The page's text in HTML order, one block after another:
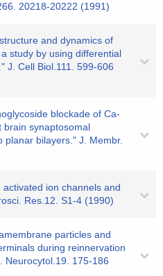
20218-20222 (1991)
and dynamics of
study by using differential
J. Cell Biol.111. 599-606
blockade of Ca-
brain synaptosomal
bilayers." J. Membr.
activated ion channels and
Res.12. S1-4 (1990)
particles and
during reinnervation
Neurocytol.19. 175-186